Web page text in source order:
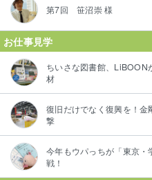
第7回 笹沼崇 様
お仕事見学
ちいさな図書館、LiBOON
材
復旧だけでなく復興を！
撃
今年もウパっちが「東京
戦！